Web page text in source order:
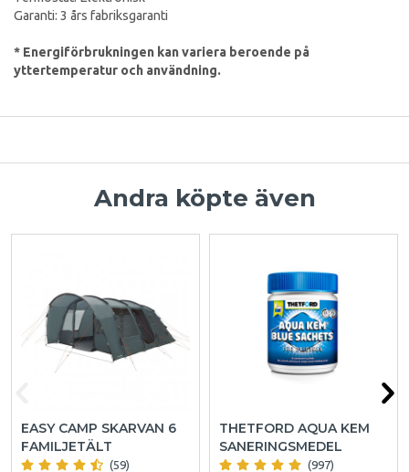
Garanti: 3 års fabriksgaranti
* Energiförbrukningen kan variera beroende på
yttertemperatur och användning.
Andra köpte även
EASY CAMP SKARVAN 6
FAMILJETÄLT
(59)
THETFORD AQUA KEM
SANERINGSMEDEL
(997)